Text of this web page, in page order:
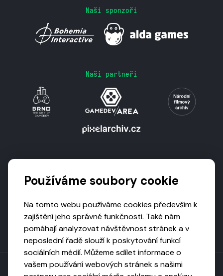
Naši sponzoři
Naši partneři
Používáme soubory cookie
Na tomto webu používáme cookies především k
zajištění jeho správné funkčnosti. Také nám
pomáhají analyzovat návštěvnost stránek a v
neposlední řadě slouží k poskytování funkcí
sociálních médií. Můžeme sdílet informace o
vašem používání webových stránek s našimi